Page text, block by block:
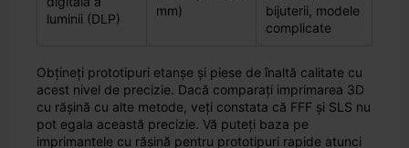
luminii (DLP)
mm)
bijuterii, modele
complicate
Obțineți prototipuri etanșe și piese de înaltă calitate cu
acest nivel de precizie. Dacă comparați imprimarea 3D
cu rășină cu alte metode, veți constata că FFF și SLS nu
pot egala această precizie. Vă puteți baza pe
imprimantele cu rășină pentru prototipuri rapide atunci